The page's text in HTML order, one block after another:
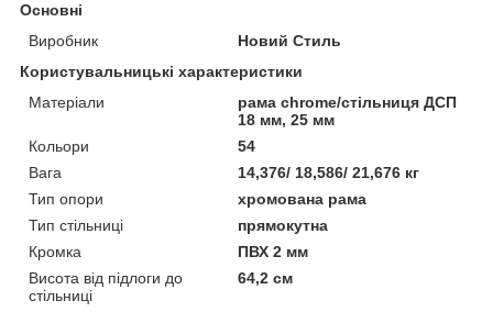
Основні
Виробник
Новий Стиль
Користувальницькі характеристики
Матеріали
рама chrome/стільниця ДСП
18 мм, 25 мм
Кольори
54
Вага
14,376/ 18,586/ 21,676 кг
Тип опори
хромована рама
Тип стільниці
прямокутна
Кромка
ПВХ 2 мм
Висота від підлоги до
стільниці
64,2 см